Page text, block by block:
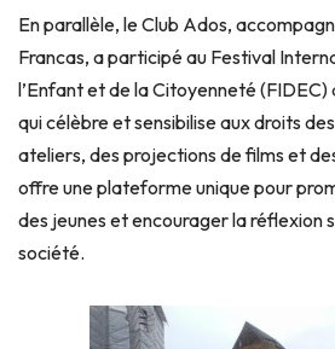
En parallèle, le Club Ados,
Francas, a participé au Festival
l’Enfant et de la Citoyenneté (FIDEC)
qui célèbre et sensibilise aux droits
ateliers, des projections de films et
offre une plateforme unique pour
des jeunes et encourager la réflexion
société.